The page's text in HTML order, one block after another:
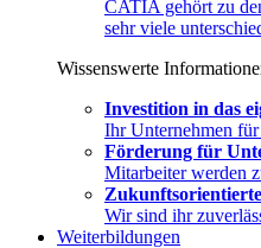
CATIA gehört zu
sehr viele
Wissenswerte
Investition in das
Ihr Unternehmen
Förderung für
Mitarbeiter werden
Wir sind ihr
Weiterbildungen